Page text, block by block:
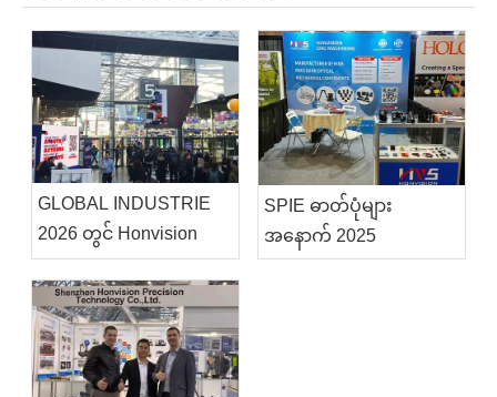
GLOBAL INDUSTRIE
2026 တွင် Honvision
SPIE ဓာတ်ပုံများ
အနောက် 2025